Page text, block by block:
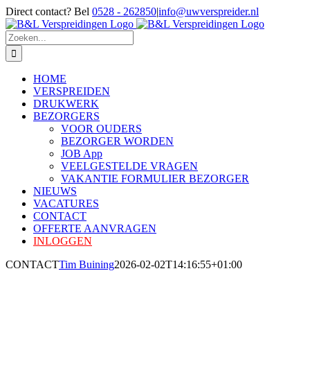
Ga
naar
inhoud
Direct contact? Bel 0528 - 262850|info@uwverspreider.nl
Zoeken
naar:
HOME
VERSPREIDEN
DRUKWERK
BEZORGERS
VOOR OUDERS
BEZORGER WORDEN
JOB App
VEELGESTELDE VRAGEN
VAKANTIE FORMULIER BEZORGER
NIEUWS
VACATURES
CONTACT
OFFERTE AANVRAGEN
INLOGGEN
CONTACTTim Buining2026-02-02T14:16:55+01:00